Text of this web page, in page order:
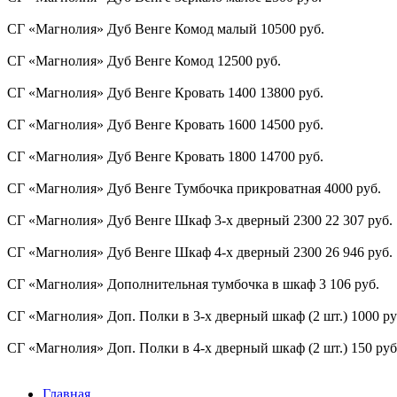
СГ «Магнолия» Дуб Венге Комод малый 10500 руб.
СГ «Магнолия» Дуб Венге Комод 12500 руб.
СГ «Магнолия» Дуб Венге Кровать 1400 13800 руб.
СГ «Магнолия» Дуб Венге Кровать 1600 14500 руб.
СГ «Магнолия» Дуб Венге Кровать 1800 14700 руб.
СГ «Магнолия» Дуб Венге Тумбочка прикроватная 4000 руб.
СГ «Магнолия» Дуб Венге Шкаф 3-х дверный 2300 22 307 руб.
СГ «Магнолия» Дуб Венге Шкаф 4-х дверный 2300 26 946 руб.
СГ «Магнолия» Дополнительная тумбочка в шкаф 3 106 руб.
СГ «Магнолия» Доп. Полки в 3-х дверный шкаф (2 шт.) 1000
СГ «Магнолия» Доп. Полки в 4-х дверный шкаф (2 шт.) 150
Главная